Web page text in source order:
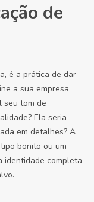
de
é a prática de dar
a sua empresa
seu tom de
Ela seria
em detalhes? A
bonito ou um
identidade completa